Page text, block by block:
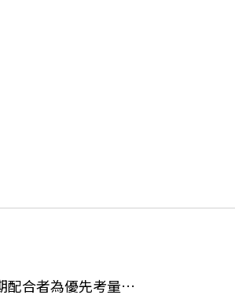
👍 ❗️🍣台中鮨旬「誠徵-洗碗人員」可長期配合者為優先考量。（週日、週一店休）